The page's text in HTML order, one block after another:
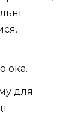
ока.
для